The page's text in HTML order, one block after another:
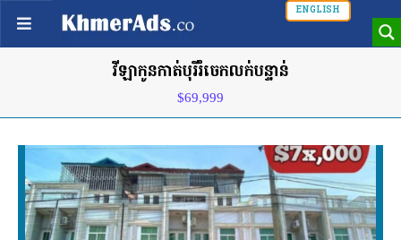
ENGLISH
វីឡាកូនកាត់បុរីរំចេកលក់បន្ទាន់
$69,999